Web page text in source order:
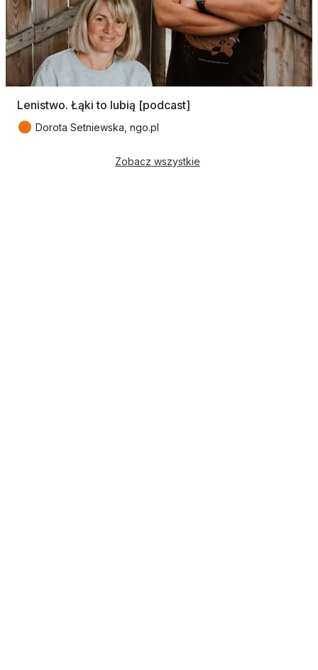
Lenistwo. Łąki to lubią [podcast]
● Dorota Setniewska, ngo.pl
Zobacz wszystkie